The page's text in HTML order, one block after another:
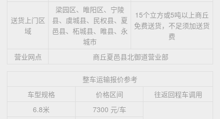
送货上门区
域
梁园区、睢阳区、宁陵
县、虞城县、民权县、夏
邑县、柘城县、睢县、永
城市
15个立方或5吨以上商丘
免费送货，不足须加送货
费
营业网点 商丘夏邑县北御道营业部
整车运输报价参考
车型规格
价格区间
往返回程车调用
6.8米
7300 元/车